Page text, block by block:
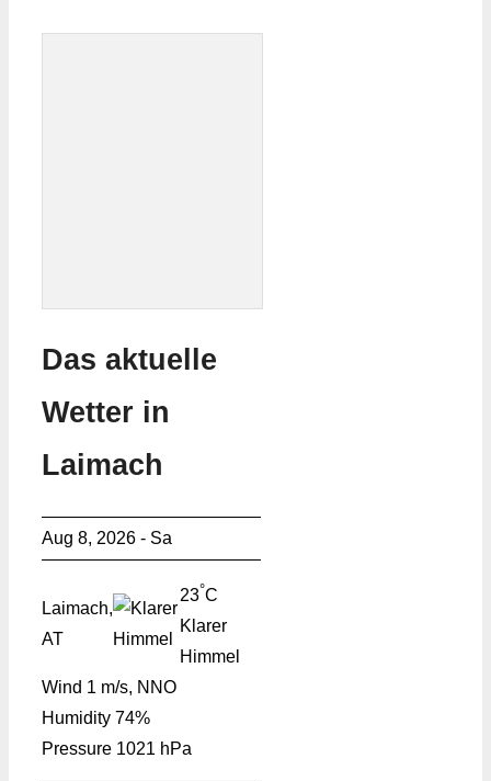
Das aktuelle
Wetter in
Laimach
Aug 8, 2026 - Sa
Laimach,
AT
23°C
Klarer
Himmel
Wind 1 m/s, NNO
Humidity 74%
Pressure 1021 hPa